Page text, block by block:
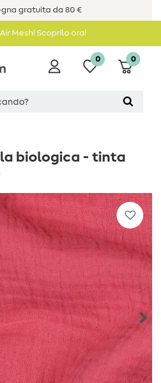
gratuita da 80 €
Mesh! Scoprilo ora!
0 0
biologica - tinta